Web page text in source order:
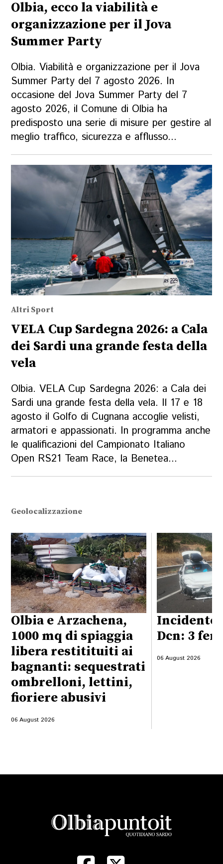
Olbia, ecco la viabilità e
organizzazione per il Jova
Summer Party
Olbia. Viabilità e organizzazione per il Jova
Summer Party del 7 agosto 2026. In
occasione del Jova Summer Party del 7
agosto 2026, il Comune di Olbia ha
predisposto una serie di misure per gestire al
meglio traffico, sicurezza e afflusso...
Altri Sport
VELA Cup Sardegna 2026: a Cala
dei Sardi una grande festa della
vela
Olbia. VELA Cup Sardegna 2026: a Cala dei
Sardi una grande festa della vela. Il 17 e 18
agosto il Golfo di Cugnana accoglie velisti,
armatori e appassionati. In programma anche
le qualificazioni del Campionato Italiano
Open RS21 Team Race, la Benetea...
Geolocalizzazione
Olbia e Arzachena,
1000 mq di spiaggia
libera restitituiti ai
bagnanti: sequestrati
ombrelloni, lettini,
fioriere abusivi
06 August 2026
Incidente
Dcn: 3
06 August 2026